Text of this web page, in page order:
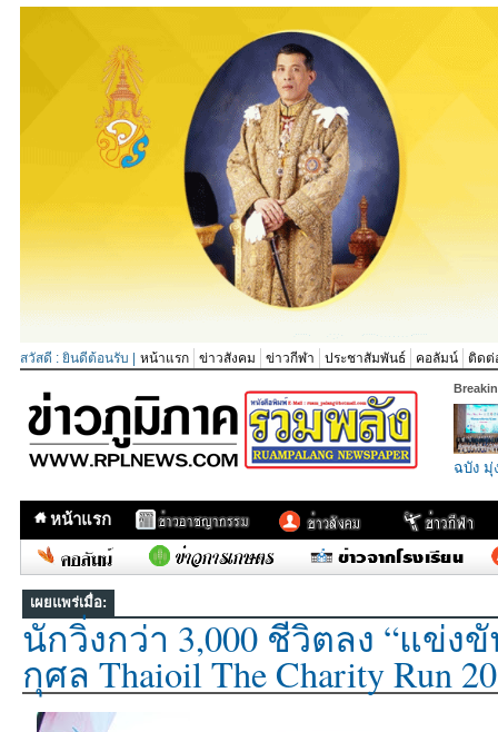
สวัสดี : ยินดีต้อนรับ | หน้าแรก ข่าวสังคม ข่าวกีฬา ประชาสัมพันธ์ คอลัมน์ ติดต่
ฉบัง มุ่
หน้าแรก
เผยแพร่เมื่อ:
นักวิ่งกว่า 3,000 ชีวิตลง “แข่ง
กุศล Thaioil The Charity Run